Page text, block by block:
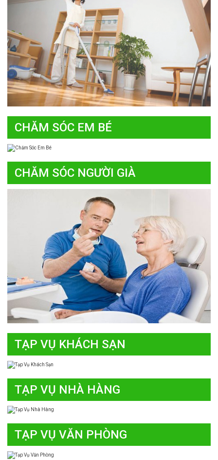
CHĂM SÓC EM BÉ
CHĂM SÓC NGƯỜI GIÀ
TẠP VỤ KHÁCH SẠN
TẠP VỤ NHÀ HÀNG
TẠP VỤ VĂN PHÒNG